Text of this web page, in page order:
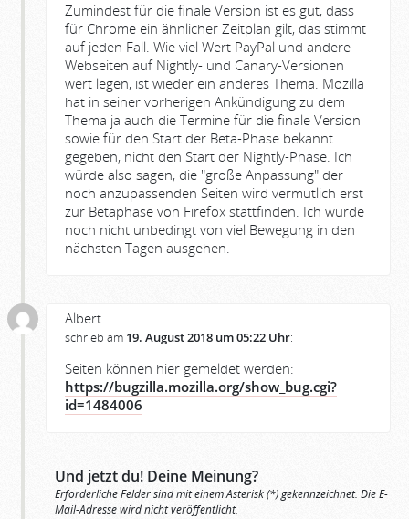
Zumindest für die finale Version ist es gut, dass
für Chrome ein ähnlicher Zeitplan gilt, das stimmt
auf jeden Fall. Wie viel Wert PayPal und andere
Webseiten auf Nightly- und Canary-Versionen
wert legen, ist wieder ein anderes Thema. Mozilla
hat in seiner vorherigen Ankündigung zu dem
Thema ja auch die Termine für die finale Version
sowie für den Start der Beta-Phase bekannt
gegeben, nicht den Start der Nightly-Phase. Ich
würde also sagen, die "große Anpassung" der
noch anzupassenden Seiten wird vermutlich erst
zur Betaphase von Firefox stattfinden. Ich würde
noch nicht unbedingt von viel Bewegung in den
nächsten Tagen ausgehen.
Albert
schrieb am 19. August 2018 um 05:22 Uhr:
Seiten können hier gemeldet werden:
https://bugzilla.mozilla.org/show_bug.cgi?
id=1484006
Und jetzt du! Deine Meinung?
Erforderliche Felder sind mit einem Asterisk (*) gekennzeichnet. Die E-
Mail-Adresse wird nicht veröffentlicht.